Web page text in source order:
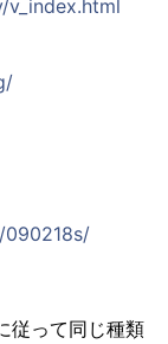
従って同じ種類